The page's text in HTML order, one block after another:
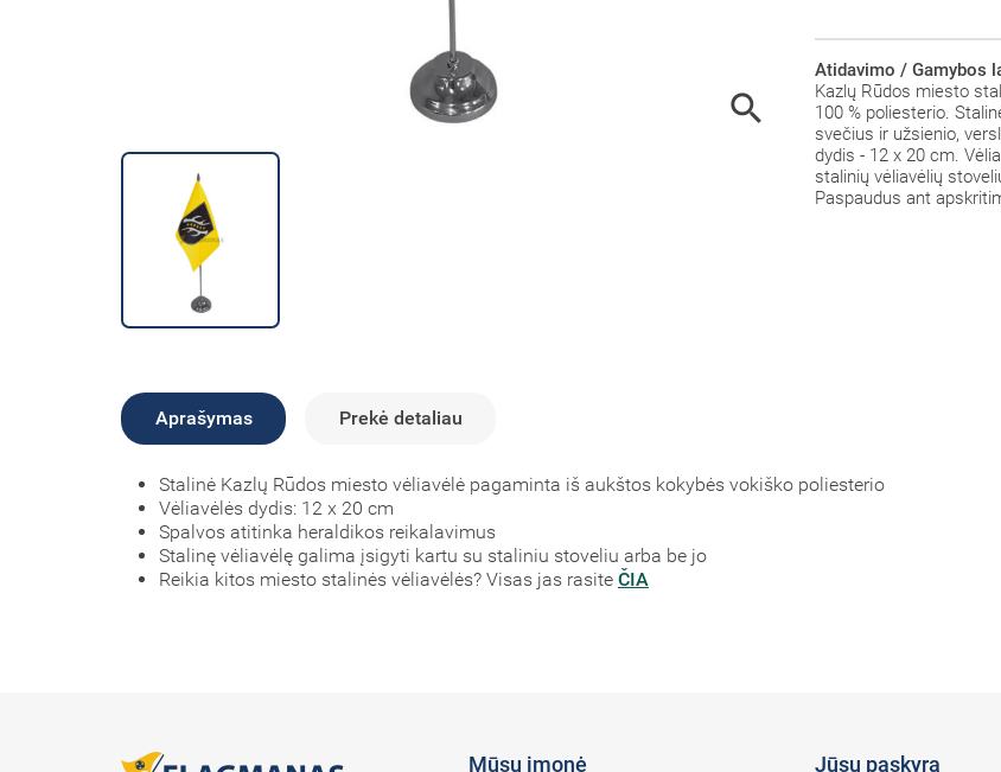

Atidavimo / Gamybos
Kazlų Rūdos miesto
100 % poliesterio.
svečius ir užsienio,
dydis - 12 x 20 cm.
stalinių vėliavėlių
Paspaudus ant
Aprašymas Prekė detaliau
Stalinė Kazlų Rūdos miesto vėliavėlė pagaminta iš aukštos kokybės vokiško poliesterio
Vėliavėlės dydis: 12 x 20 cm
Spalvos atitinka heraldikos reikalavimus
Stalinę vėliavėlę galima įsigyti kartu su staliniu stoveliu arba be jo
Reikia kitos miesto stalinės vėliavėlės? Visas jas rasite ČIA
Mūsų įmonė Jūsų paskyra